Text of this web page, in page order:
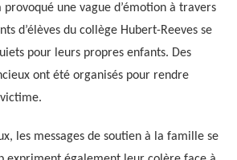
provoqué une vague d’émotion à travers
d’élèves du collège Hubert-Reeves se
pour leurs propres enfants. Des
ont été organisés pour rendre
les messages de soutien à la famille se